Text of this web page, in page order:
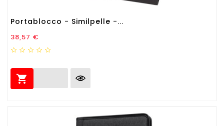
Portablocco - Similpelle -...
Prezzo
38,57 €
